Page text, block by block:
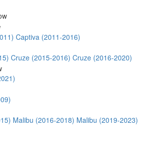
Captiva (2011-2016)
Cruze (2015-2016) Cruze (2016-2020)
Malibu (2016-2018) Malibu (2019-2023)